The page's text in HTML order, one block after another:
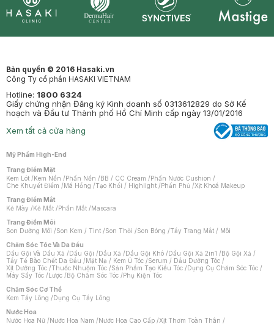
Bản quyền © 2016 Hasaki.vn
Công Ty cổ phần HASAKI VIETNAM
Hotline: 1800 6324
Giấy chứng nhận Đăng ký Kinh doanh số 0313612829 do Sở Kế
hoạch và Đầu tư Thành phố Hồ Chí Minh cấp ngày 13/01/2016
Xem tất cả cửa hàng
Mỹ Phẩm High-End
Trang Điểm Mặt
Kem Lót /Kem Nền /Phấn Nền /BB / CC Cream /Phấn Nước Cushion /
Che Khuyết Điểm /Má Hồng /Tạo Khối / Highlight /Phấn Phủ /Xịt Khoá Makeup
Trang Điểm Mắt
Kẻ Mày /Kẻ Mắt /Phấn Mắt /Mascara
Trang Điểm Môi
Son Dưỡng Môi /Son Kem / Tint /Son Thỏi /Son Bóng /Tẩy Trang Mắt / Môi
Chăm Sóc Tóc Và Da Đầu
Dầu Gội Và Dầu Xả /Dầu Gội /Dầu Xả /Dầu Gội Khô /Dầu Gội Xả 2in1 /Bộ Gội Xả /
Tẩy Tế Bào Chết Da Đầu /Mặt Nạ / Kem Ủ Tóc /Serum / Dầu Dưỡng Tóc /
Xịt Dưỡng Tóc /Thuốc Nhuộm Tóc /Sản Phẩm Tạo Kiểu Tóc /Dụng Cụ Chăm Sóc Tóc /
Máy Sấy Tóc /Lược /Bộ Chăm Sóc Tóc /Phụ Kiện Tóc
Chăm Sóc Cơ Thể
Kem Tẩy Lông /Dụng Cụ Tẩy Lông
Nước Hoa
Nước Hoa Nữ /Nước Hoa Nam /Nước Hoa Cao Cấp /Xịt Thơm Toàn Thân /